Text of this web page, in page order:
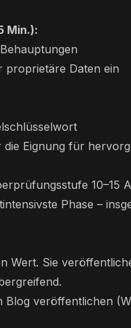
Min.):
proprietäre Daten ein
Eignung für
10–15
Phase –
Wert. Sie
veröffentlichen